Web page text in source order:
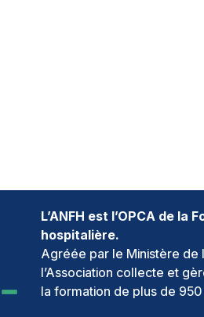
L’ANFH est l’OPCA de la
hospitalière.
Agréée par le Ministère de
l’Association collecte et
la formation de plus de